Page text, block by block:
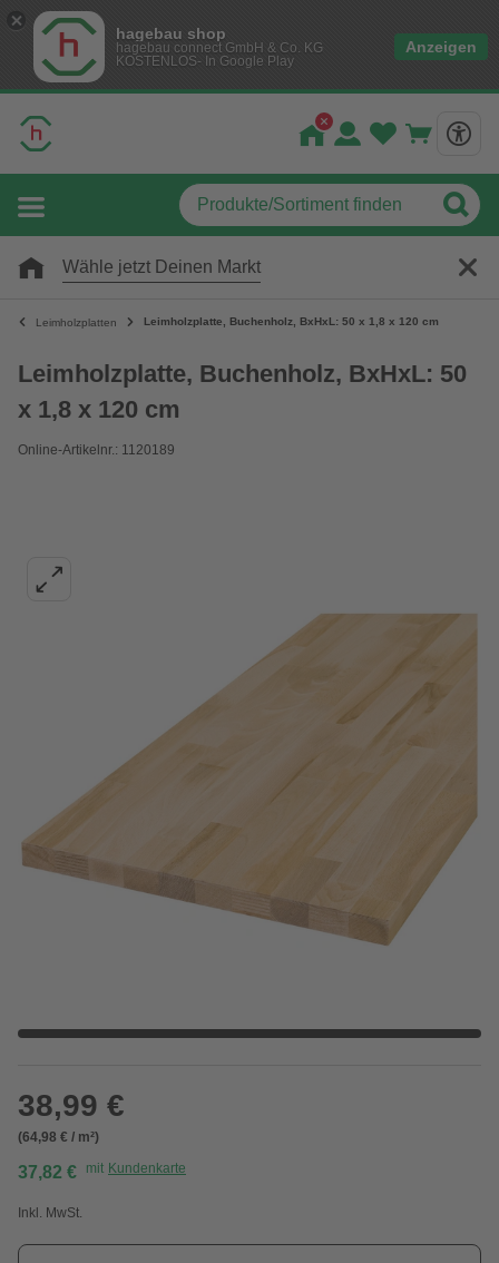
hagebau shop
hagebau connect GmbH & Co. KG
KOSTENLOS- In Google Play
Anzeigen
Wähle jetzt Deinen Markt
Leimholzplatten Leimholzplatte, Buchenholz, BxHxL: 50 x 1,8 x 120 cm
Leimholzplatte, Buchenholz, BxHxL: 50
x 1,8 x 120 cm
Online-Artikelnr.: 1120189
38,99 €
(64,98 € / m²)
37,82 € mit Kundenkarte
Inkl. MwSt.